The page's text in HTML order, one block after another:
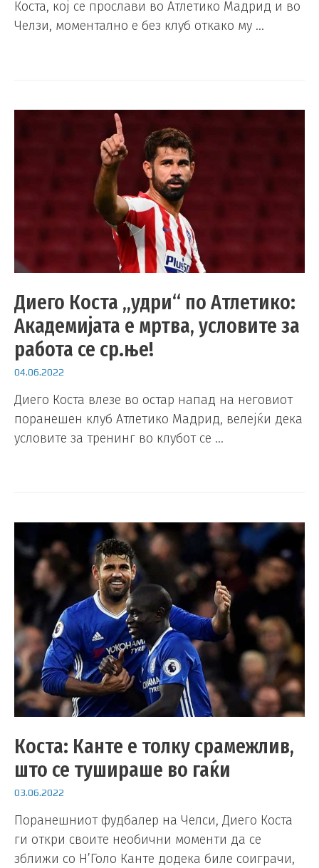
Коста, кој се прослави во Атлетико Мадрид и во
Челзи, моментално е без клуб откако му …
Диего Коста „удри“ по Атлетико:
Академијата е мртва, условите за
работа се ср.ње!
04.06.2022
Диего Коста влезе во остар напад на неговиот
поранешен клуб Атлетико Мадрид, велејќи дека
условите за тренинг во клубот се …
Коста: Канте е толку срамежлив,
што се тушираше во гаќи
03.06.2022
Поранешниот фудбалер на Челси, Диего Коста
ги откри своите необични моменти да се
зближи со Н’Голо Канте додека биле соиграчи,